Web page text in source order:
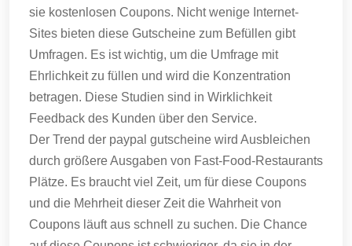
sie kostenlosen Coupons. Nicht wenige Internet-
Sites bieten diese Gutscheine zum Befüllen gibt
Umfragen. Es ist wichtig, um die Umfrage mit
Ehrlichkeit zu füllen und wird die Konzentration
betragen. Diese Studien sind in Wirklichkeit
Feedback des Kunden über den Service.
Der Trend der paypal gutscheine wird Ausbleichen
durch größere Ausgaben von Fast-Food-Restaurants
Plätze. Es braucht viel Zeit, um für diese Coupons
und die Mehrheit dieser Zeit die Wahrheit von
Coupons läuft aus schnell zu suchen. Die Chance